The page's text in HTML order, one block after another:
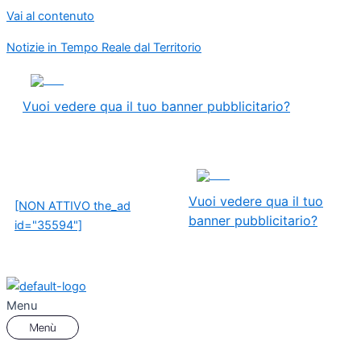
Vai al contenuto
Notizie in Tempo Reale dal Territorio
Vuoi vedere qua il tuo banner pubblicitario?
[NON ATTIVO the_ad
id="35594"]
Vuoi vedere qua il tuo
banner pubblicitario?
Menu